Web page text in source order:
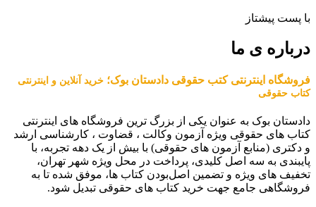
با پست پیشتاز
درباره ی ما
فروشگاه اینترنتی کتب حقوقی دادستان بوک؛ خرید آنلاین و اینترنتی
کتاب حقوقی
دادستان بوک به عنوان یکی از بزرگ ترین فروشگاه های اینترنتی
کتاب های حقوقی ویژه آزمون وکالت ، قضاوت ، کارشناسی ارشد
و دکتری (منابع آزمون های حقوقی) با بیش از یک دهه تجربه، با
پایبندی به سه اصل کلیدی، پرداخت در محل ویژه شهر تهران،
تخفیف های ویژه و تضمین اصل‌بودن کتاب ها، موفق شده تا به
فروشگاهی جامع جهت خرید کتاب های حقوقی تبدیل شود.